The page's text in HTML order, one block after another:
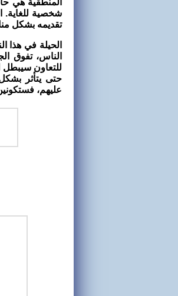
المنطقية هي
شخصية للغاية.
تقديمه بشكل
الحيلة في هذا
الناس، تفوق
للتعاون سيبطل
حتى يتأثر
عليهم،